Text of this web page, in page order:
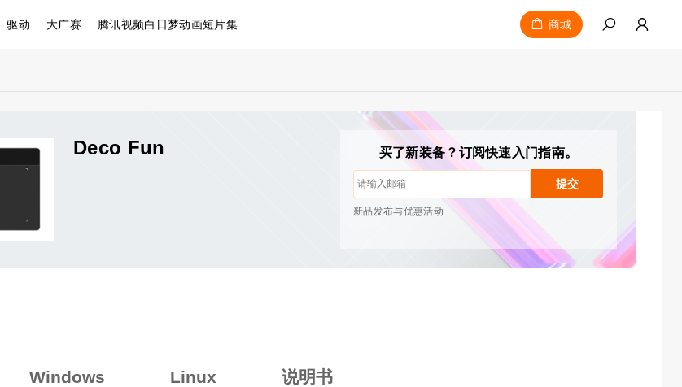
驱动 大广赛 腾讯视频白日梦动画短片集 商城
Deco Fun 买了新装备？订阅快速入门指南。
提交
取消订阅：随时一键取消
绘画教程
提示与故障排除
新品发布与优惠活动
每月1-2封邮件，绝不发送垃圾邮件
您的电子邮件仅用于获取所请求的内容
Windows Linux 说明书